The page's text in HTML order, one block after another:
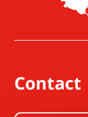
Contact